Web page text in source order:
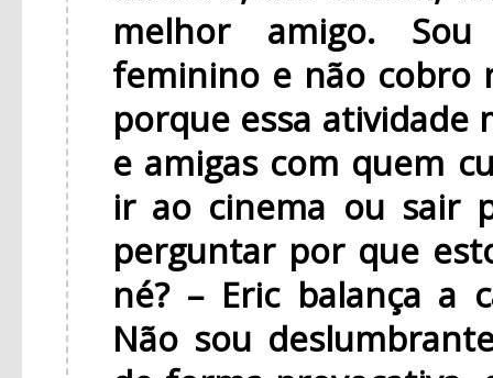
melhor amigo.
feminino e não cobro
porque essa atividade
e amigas com quem
ir ao cinema ou sair
perguntar por que
né? – Eric balança a
Não sou